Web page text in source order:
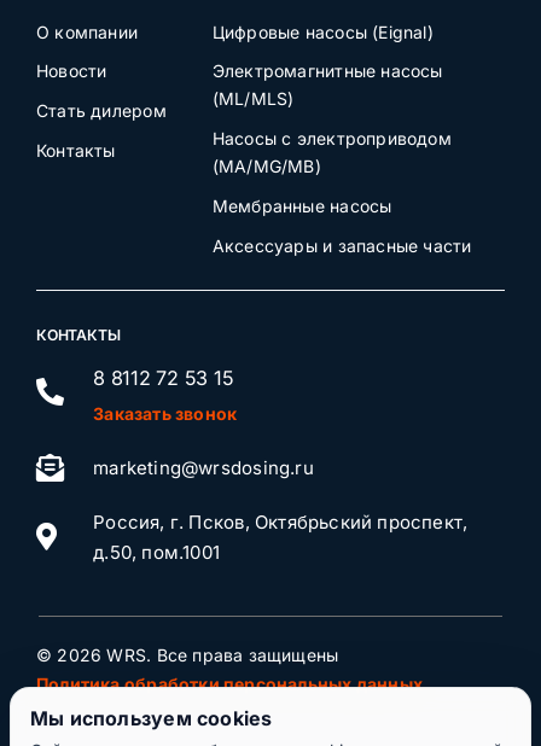
О компании
Новости
Стать дилером
Контакты
Цифровые насосы (Eignal)
Электромагнитные насосы
(ML/MLS)
Насосы с электроприводом
(MA/MG/MB)
Мембранные насосы
Аксессуары и запасные части
КОНТАКТЫ
8 8112 72 53 15
Заказать звонок
marketing@wrsdosing.ru
Россия, г. Псков, Октябрьский проспект,
д.50, пом.1001
© 2026 WRS. Все права защищены
Политика обработки персональных данных
Мы используем cookies